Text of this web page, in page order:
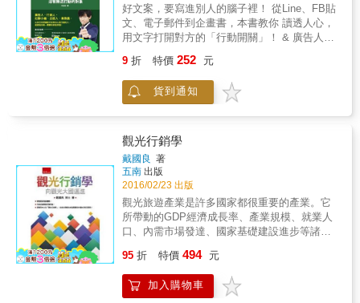
解審議細節？愈想面面俱到，愈會手忙腳亂。
當你心想「什麼都不做也無所謂」時，問題反
而自動跑出來：放任不管會怎樣？問題徵兆會
前人的案例僅供參考 光有想法卻不能實現當然
不行，所以總習慣參考前人的案例。但成功前
例的背景條件不同，不一定適合套用現況。如
果先搬出案例，就可能忽略其他解決對策，只
&bull;用「說服」營造認同感 比起創造雙贏，
讓不同立場的人願意幫助自己更實際。別擔心
反對意見，因為所有正確的策略，都一定有弱
點。你該做的不是「協調」，而是舉出效益點
「說服」他，讓他「想要討論」就對了。 【第
二步：設計執行計畫】 &bull;溝通是減少摩擦
的潤滑劑 企劃就是結合不同專長的人，共同實
現創意。如何讓隸屬不同組織、不同權限的夥
伴達成共識，必須考量人的情感。「事先疏
任，就能發展為組織與組織間的信賴。 &bull;
責任歸屬如何劃分？ 專案不是關起門來進行就
好文案，要寫進別人的腦子裡！ 從Line、FB貼
文、電子郵件到企畫書，本書教你 讀透人心，
用文字打開對方的「行動開關」！ & 廣告人、
何想讓對方依照你心意行動的人， 這將是你唯
一需要的終極武器！ & 想的文案，總是平淡無
趣？ 下的標題，老是乏人問津？ 寫的信件，永
成目的！ & 本書不教你如何寫出華麗的文章，
只用大量的指引與範例，教你： & ‧寫出吸引對
方閱讀的文章 ‧選中打動人心的用字遣詞 ‧導引
對方行動的技術 & 聰明運用書中的三大原則、
七個觸發器和五大技巧，你就能： & ★吸引目
光，促使對方點開Email或網路連結，創造曝光
度與高點擊率！ ★引發共鳴，讓對方按讚、留
言，還主動分享轉貼訊息！ ★導購成功，讓對
方自動自發、心甘情願下單購買你的商品！ ★
原本以為是癡心妄想的異性！ ★通過無論如何
都想通過的企畫案！ & Line及FB貼文、廣告文
9 折 特價 252 元
貨到通知
觀光行銷學
戴國良 著
五南 出版
2016/02/23 出版
觀光旅遊產業是許多國家都很重要的產業。它
所帶動的GDP經濟成長率、產業規模、就業人
口、內需市場發達、國家基礎建設進步等諸多
新加坡、日本、韓國、中國大陸及東南亞；歐
洲的瑞士、法國、義大利&hellip;&hellip;等，都
是觀光市場非常發達的「觀光大國」。 觀光旅
95 折 特價 494 元
加入購物車